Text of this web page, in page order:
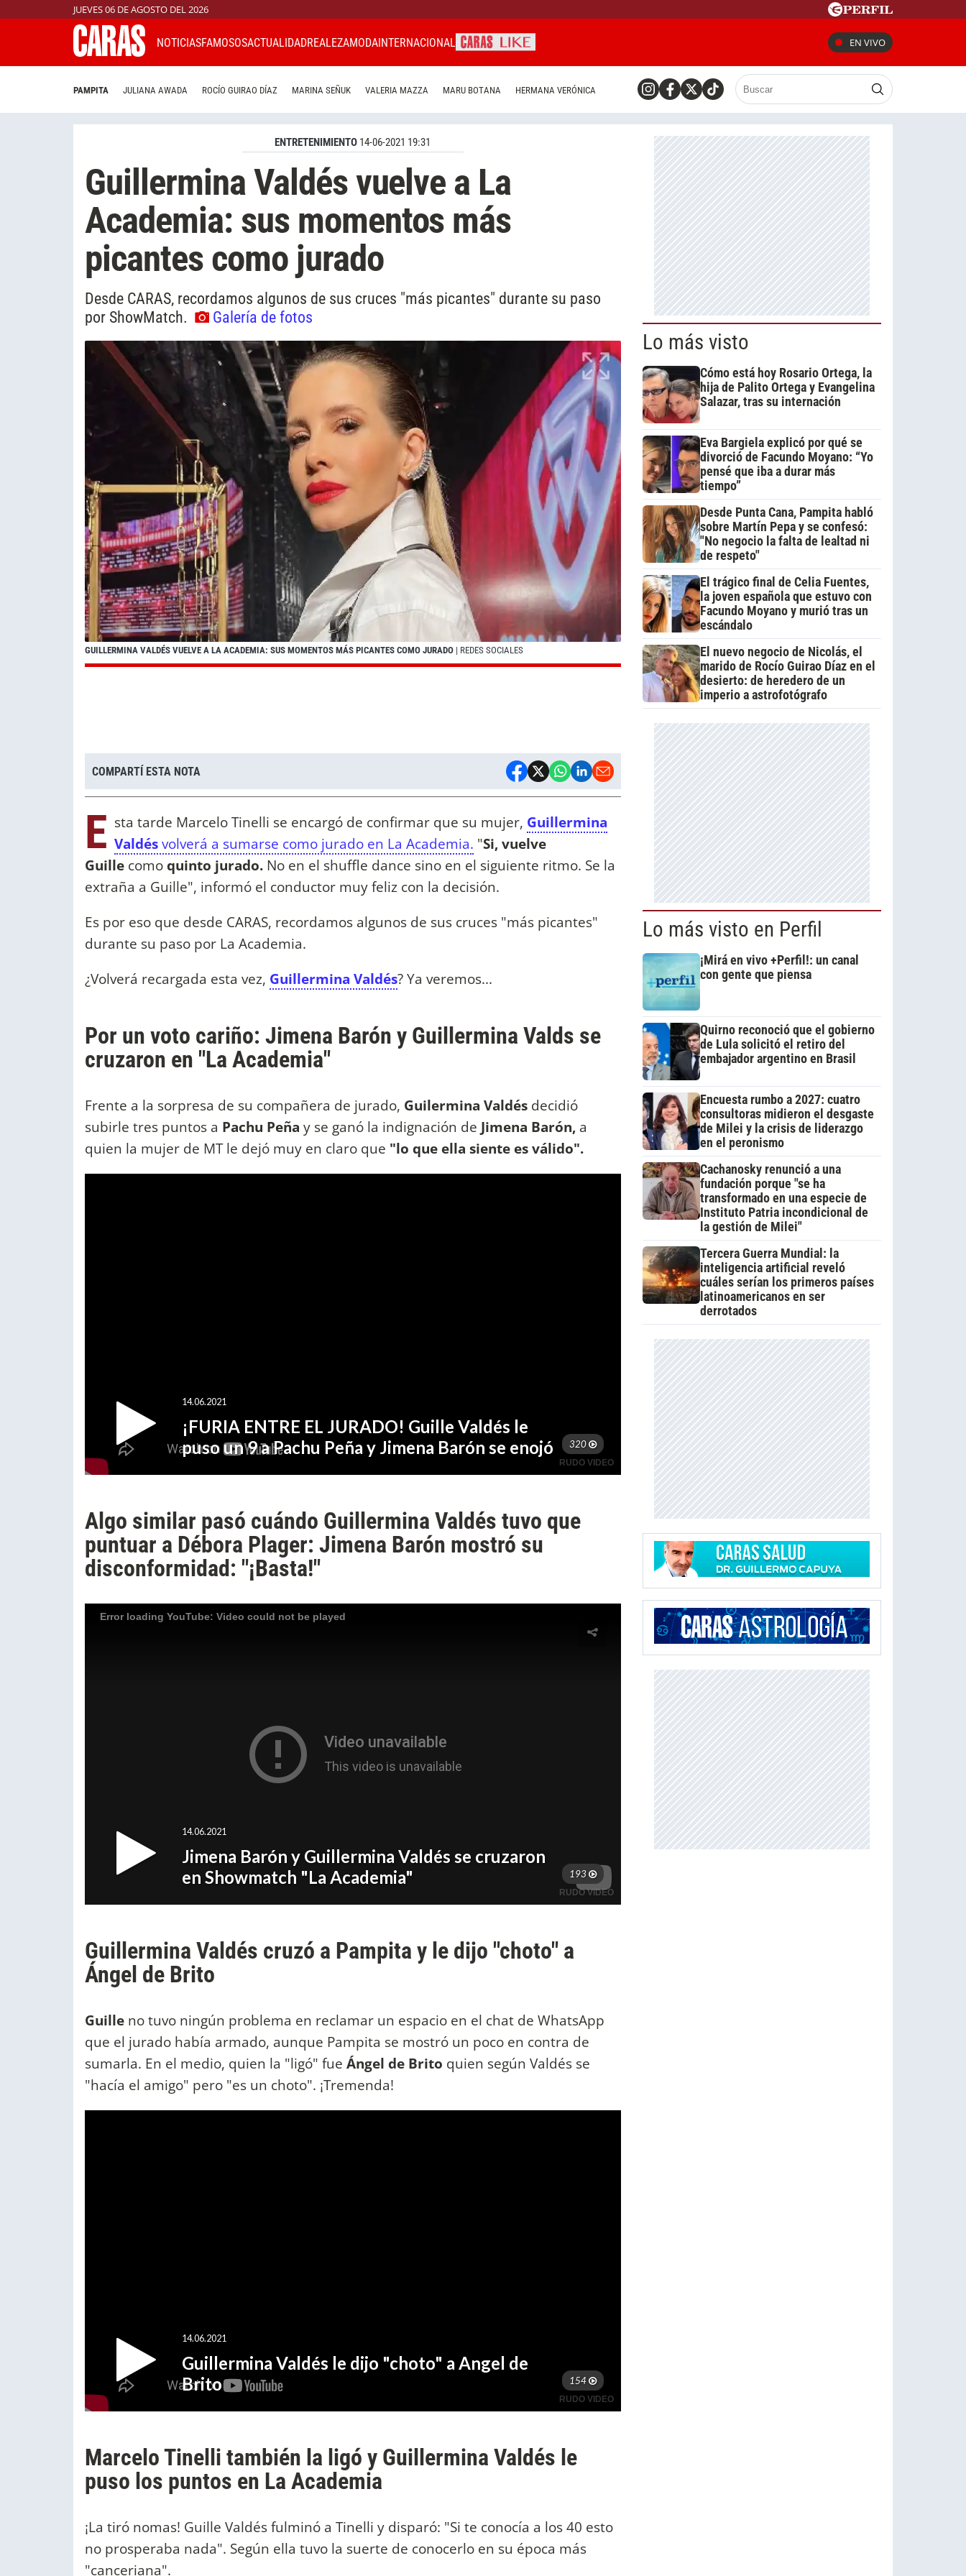
JUEVES 06 DE AGOSTO DEL 2026
NOTICIASFAMOSOSACTUALIDADREALEZAMODAINTERNACIONAL EN VIVO
PAMPITA JULIANA AWADA ROCÍO GUIRAO DÍAZ MARINA SEÑUK VALERIA MAZZA MARU BOTANA HERMANA VERÓNICA
ENTRETENIMIENTO 14-06-2021 19:31
Guillermina Valdés vuelve a La
Academia: sus momentos más
picantes como jurado
Desde CARAS, recordamos algunos de sus cruces "más picantes" durante su paso
por ShowMatch.
Galería de fotos
GUILLERMINA VALDÉS VUELVE A LA ACADEMIA: SUS MOMENTOS MÁS PICANTES COMO JURADO | REDES SOCIALES
COMPARTÍ ESTA NOTA
E sta tarde Marcelo Tinelli se encargó de confirmar que su mujer, Guillermina
Valdésvolverá a sumarse como jurado en La Academia. "Si, vuelve
Guille comoquinto jurado. No en el shuffle dance sino en el siguiente ritmo. Se la
extraña a Guille", informó el conductor muy feliz con la decisión.
Es por eso que desde CARAS, recordamos algunos de sus cruces "más picantes"
durante su paso por La Academia.
¿Volverá recargada esta vez, Guillermina Valdés? Ya veremos...
Por un voto cariño: Jimena Barón y Guillermina Valds se
cruzaron en "La Academia"
Frente a la sorpresa de su compañera de jurado, Guilermina Valdés decidió
subirle tres puntos a Pachu Peña y se ganó la indignación de Jimena Barón, a
quien la mujer de MT le dejó muy en claro que "lo que ella siente es válido".
Algo similar pasó cuándo Guillermina Valdés tuvo que
puntuar a Débora Plager: Jimena Barón mostró su
disconformidad: "¡Basta!"
Guillermina Valdés cruzó a Pampita y le dijo "choto" a
Ángel de Brito
Guille no tuvo ningún problema en reclamar un espacio en el chat de WhatsApp
que el jurado había armado, aunque Pampita se mostró un poco en contra de
sumarla. En el medio, quien la "ligó" fue Ángel de Brito quien según Valdés se
"hacía el amigo" pero "es un choto". ¡Tremenda!
Marcelo Tinelli también la ligó y Guillermina Valdés le
puso los puntos en La Academia
¡La tiró nomas! Guille Valdés fulminó a Tinelli y disparó: "Si te conocía a los 40 esto
no prosperaba nada". Según ella tuvo la suerte de conocerlo en su época más
"canceriana".
Lo más visto
Cómo está hoy Rosario Ortega, la
hija de Palito Ortega y Evangelina
Salazar, tras su internación
Eva Bargiela explicó por qué se
divorció de Facundo Moyano: “Yo
pensé que iba a durar más
tiempo”
Desde Punta Cana, Pampita habló
sobre Martín Pepa y se confesó:
"No negocio la falta de lealtad ni
de respeto"
El trágico final de Celia Fuentes,
la joven española que estuvo con
Facundo Moyano y murió tras un
escándalo
El nuevo negocio de Nicolás, el
marido de Rocío Guirao Díaz en el
desierto: de heredero de un
imperio a astrofotógrafo
Lo más visto en Perfil
¡Mirá en vivo +Perfil!: un canal
con gente que piensa
Quirno reconoció que el gobierno
de Lula solicitó el retiro del
embajador argentino en Brasil
Encuesta rumbo a 2027: cuatro
consultoras midieron el desgaste
de Milei y la crisis de liderazgo
en el peronismo
Cachanosky renunció a una
fundación porque "se ha
transformado en una especie de
Instituto Patria incondicional de
la gestión de Milei"
Tercera Guerra Mundial: la
inteligencia artificial reveló
cuáles serían los primeros países
latinoamericanos en ser
derrotados